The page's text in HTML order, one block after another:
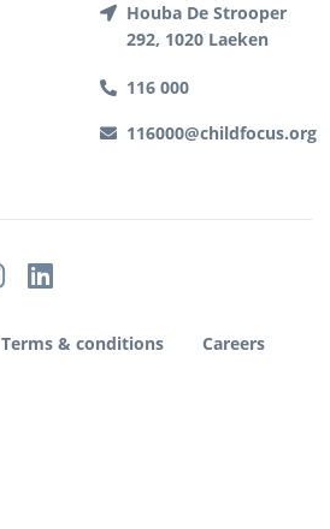
Houba De Strooper
292, 1020 Laeken
116 000
116000@childfocus.org
Terms & conditions Careers